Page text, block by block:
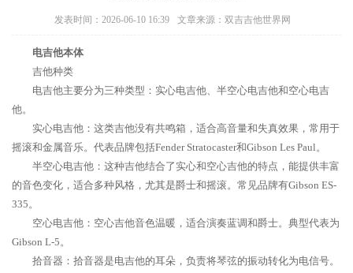
发表时间：2026-06-10 16:39 文章来源：双吉吉他世界网
电吉他本体
吉他种类
电吉他主要分为三种类型：实心电吉他、半空心电吉他和空心电吉
他。
实心电吉他：这类吉他没有共鸣箱，适合高音量和失真效果，常用于
摇滚和金属音乐。代表品牌包括Fender Stratocaster和Gibson Les Paul。
半空心电吉他：这种吉他结合了实心和空心吉他的特点，能提供丰富
的音色变化，适合多种风格，尤其是爵士和摇滚。常见品牌有Gibson ES-
335。
空心电吉他：空心吉他音色温暖，适合演奏蓝调和爵士。典型代表为
Gibson L-5。
拾音器：拾音器是电吉他的耳朵，负责将琴弦的振动转化为电信号。